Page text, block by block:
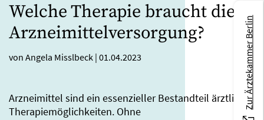
Welche Therapie braucht die
Arzneimittelversorgung?
von Angela Misslbeck | 01.04.2023
Arzneimittel sind ein essenzieller Bestandteil ärztlicher
Therapiemöglichkeiten. Ohne
Zur Ärztekammer Berlin